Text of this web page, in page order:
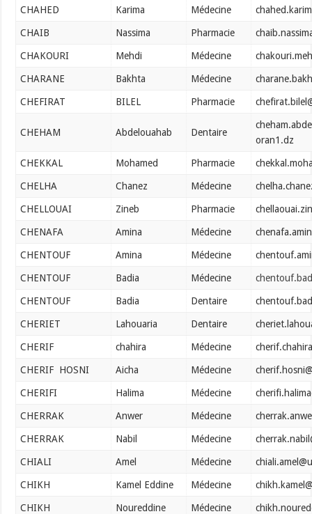
CHAHED Karima Médecine
CHAIB Nassima Pharmacie
CHAKOURI Mehdi Médecine
CHARANE Bakhta Médecine
CHEFIRAT BILEL Pharmacie
CHEHAM Abdelouahab Dentaire
oran1.dz
CHEKKAL Mohamed Pharmacie
CHELHA Chanez Médecine
CHELLOUAI Zineb Pharmacie
CHENAFA Amina Médecine
CHENTOUF Amina Médecine
CHENTOUF Badia Médecine
CHENTOUF Badia Dentaire
CHERIET Lahouaria Dentaire
CHERIF chahira Médecine
CHERIF HOSNI Aicha Médecine
CHERIFI Halima Médecine
CHERRAK Anwer Médecine
CHERRAK Nabil Médecine
CHIALI Amel Médecine
CHIKH Kamel Eddine Médecine
CHIKH Noureddine Médecine